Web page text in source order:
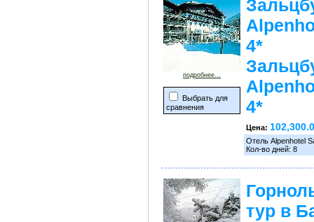
подробнее...
Выбрать для
сравнения
4*
4*
Цена:
Отель Alpenhotel
Кол-во дней: 8
тур в